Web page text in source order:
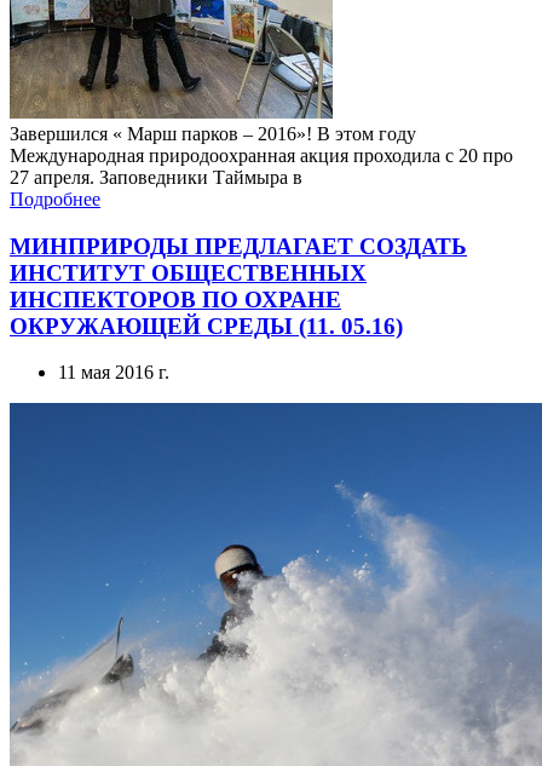
Завершился « Марш парков – 2016»! В этом году
Международная природоохранная акция проходила с 20 про
27 апреля. Заповедники Таймыра в
Подробнее
МИНПРИРОДЫ ПРЕДЛАГАЕТ СОЗДАТЬ
ИНСПЕКТОРОВ ПО ОХРАНЕ
ОКРУЖАЮЩЕЙ СРЕДЫ (11. 05.16)
11 мая 2016 г.